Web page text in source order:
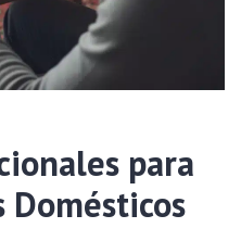
para
Domésticos